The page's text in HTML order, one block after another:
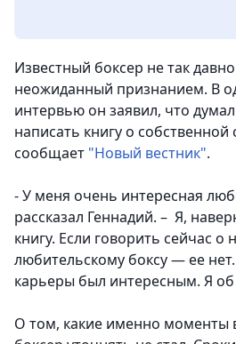
Известный боксер не так
неожиданный признанием. В
интервью он заявил, что
написать книгу о
сообщает "Новый вестник".
- У меня очень интересная
рассказал Геннадий. – Я,
книгу. Если говорить сейчас о
любительскому боксу — ее
карьеры был интересным. Я
О том, какие именно моменты